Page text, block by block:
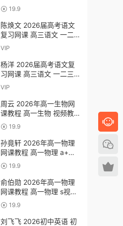
上秋下·全国版·S）百度网
盘下载
19.9
陈焕文 2026届高考语文
复习网课 高三语文 一二
三轮视频课程全年班 百度
VIP
杨洋 2026届高考语文复
习网课 高三语文 一二三
轮视频教程全年班 百度网
VIP
周云 2026年高一生物网
课教程 高一生物 视频教
程下学期寒春班 百度网盘
下载
19.9
孙竟轩 2026年高一物理
网课教程 高一物理 a+视
频教程下学期寒春班 百度
网盘下载
19.9
俞伯勋 2026年高一物理
网课教程 高一物理 s视频
教程下学期寒春班 百度网
盘下载
19.9
刘飞飞 2026初中英语 初